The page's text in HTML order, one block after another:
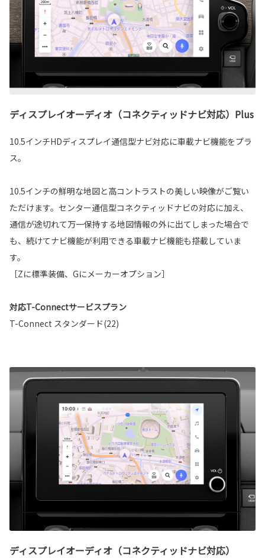
ディスプレイオーディオ（コネクティッドナビ対応）Plus
10.5インチHDディスプレイ通信型ナビ対応に車載ナビ機能をプラ
ス。
10.5インチの鮮明な地図と高コントラストの美しい映像がご覧い
ただけます。センター通信型コネクティッドナビの対応に加え、
通信が途切れて万一保持する地図情報の外に出てしまった場合で
も、続けてナビ機能が利用できる車載ナビ機能も搭載していま
す。
［Zに標準装備、Gにメーカーオプション］
対応T-Connectサービスプラン
T-Connect スタンダード(22)
ディスプレイオーディオ（コネクティッドナビ対応）